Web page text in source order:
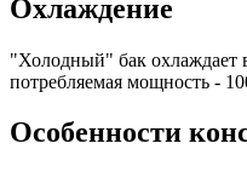
Охлаждение
"Холодный" бак охлаждает
потребляемая мощность -
Особенности